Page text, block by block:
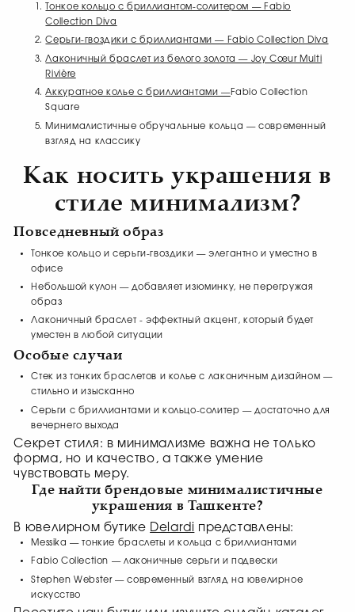
Тонкое кольцо с бриллиантом-солитером — Fabio
Collection Diva
Серьги-гвоздики с бриллиантами — Fabio Collection Diva
Лаконичный браслет из белого золота — Joy Cœur Multi
Rivière
Аккуратное колье с бриллиантами —Fabio Collection
Square
Минималистичные обручальные кольца — современный
взгляд на классику
Как носить украшения в
стиле минимализм?
Повседневный образ
Тонкое кольцо и серьги-гвоздики — элегантно и уместно в
офисе
Небольшой кулон — добавляет изюминку, не перегружая
образ
Лаконичный браслет - эффектный акцент, который будет
уместен в любой ситуации
Особые случаи
Стек из тонких браслетов и колье с лаконичным дизайном —
стильно и изысканно
Серьги с бриллиантами и кольцо-солитер — достаточно для
вечернего выхода
Секрет стиля: в минимализме важна не только
форма, но и качество, а также умение
чувствовать меру.
Где найти брендовые минималистичные
украшения в Ташкенте?
В ювелирном бутике Delardi представлены:
Messika — тонкие браслеты и кольца с бриллиантами
Fabio Collection — лаконичные серьги и подвески
Stephen Webster — современный взгляд на ювелирное
искусство